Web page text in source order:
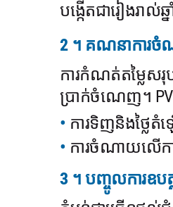
បង្កើតជារៀងរាល់ឆ្
2 ។ គណនាការចំ
ការកំណត់តម្លៃស
ប្រាក់ចំណេញ។
ការទិញនិងថ្លៃ
ការចំណាយលើកា
3 ។ បញ្ចូលការឧប